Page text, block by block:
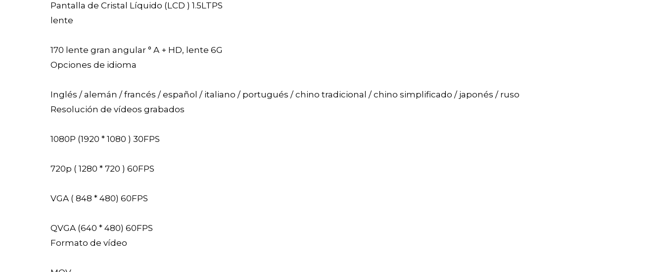
Pantalla de Cristal Líquido (LCD ) 1.5LTPS
lente
170 lente gran angular ° A + HD, lente 6G
Opciones de idioma
Inglés / alemán / francés / español / italiano / portugués / chino tradicional / chino simplificado / japonés / ruso
Resolución de vídeos grabados
1080P (1920 * 1080 ) 30FPS
720p ( 1280 * 720 ) 60FPS
VGA ( 848 * 480) 60FPS
QVGA (640 * 480) 60FPS
Formato de vídeo